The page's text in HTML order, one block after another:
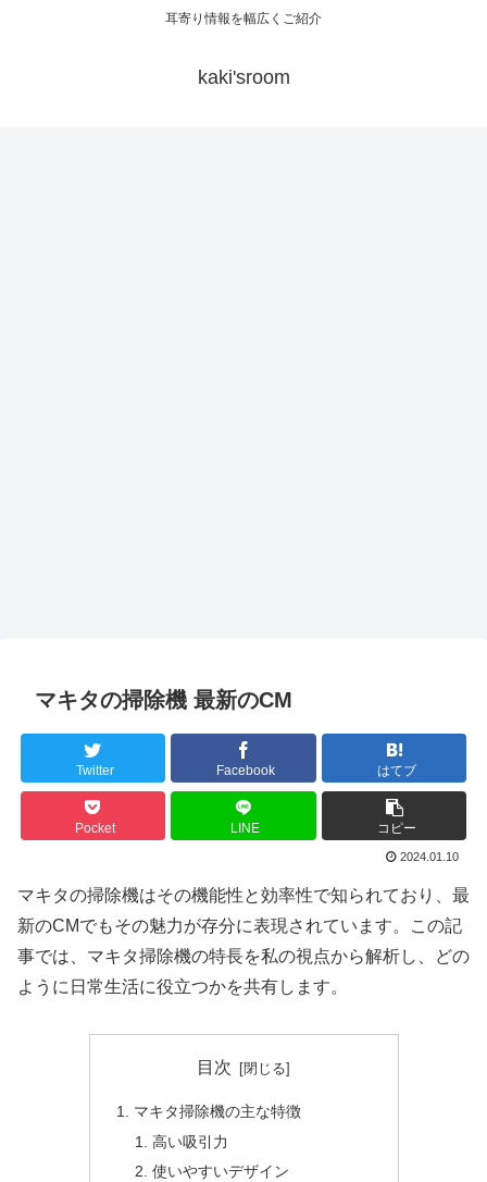
耳寄り情報を幅広くご紹介
kaki'sroom
マキタの掃除機 最新のCM
Twitter Facebook はてブ
Pocket LINE コピー
2024.01.10
マキタの掃除機はその機能性と効率性で知られており、最
新のCMでもその魅力が存分に表現されています。この記
事では、マキタ掃除機の特長を私の視点から解析し、どの
ように日常生活に役立つかを共有します。
目次
マキタ掃除機の主な特徴
高い吸引力
使いやすいデザイン